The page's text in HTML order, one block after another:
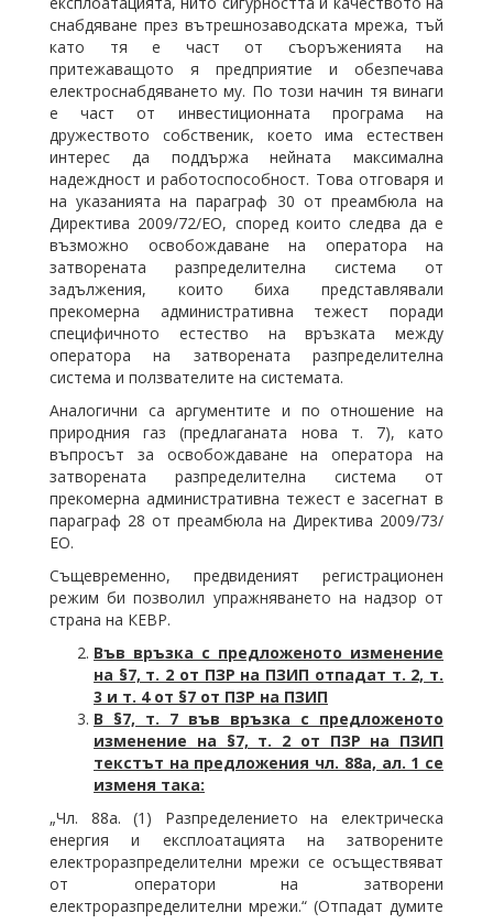
снабдяване през вътрешнозаводската мрежа, тъй
като тя е част от съоръженията на
притежаващото я предприятие и обезпечава
електроснабдяването му. По този начин тя винаги
е част от инвестиционната програма на
дружеството собственик, което има естествен
интерес да поддържа нейната максимална
надеждност и работоспособност. Това отговаря и
на указанията на параграф 30 от преамбюла на
Директива 2009/72/ЕО, според които следва да е
възможно освобождаване на оператора на
затворената разпределителна система от
задължения, които биха представлявали
прекомерна административна тежест поради
специфичното естество на връзката между
оператора на затворената разпределителна
система и ползвателите на системата.
Аналогични са аргументите и по отношение на
природния газ (предлаганата нова т. 7), като
въпросът за освобождаване на оператора на
затворената разпределителна система от
прекомерна административна тежест е засегнат в
параграф 28 от преамбюла на Директива 2009/73/
ЕО.
Същевременно, предвиденият регистрационен
режим би позволил упражняването на надзор от
страна на КЕВР.
Във връзка с предложеното изменение
на §7, т. 2 от ПЗР на ПЗИП отпадат т. 2, т.
3 и т. 4 от §7 от ПЗР на ПЗИП
В §7, т. 7 във връзка с предложеното
изменение на §7, т. 2 от ПЗР на ПЗИП
текстът на предложения чл. 88а, ал. 1 се
изменя така:
„Чл. 88а. (1) Разпределението на електрическа
енергия и експлоатацията на затворените
електроразпределителни мрежи се осъществяват
от оператори на затворени
електроразпределителни мрежи.“ (Отпадат думите